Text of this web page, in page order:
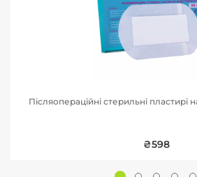
Післяопераційні стерильні пластирі
₴598